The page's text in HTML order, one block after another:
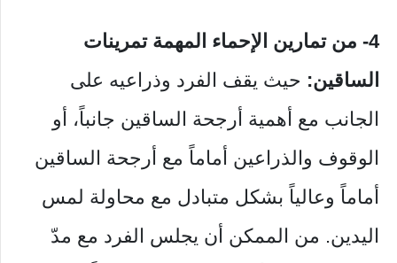
4- من تمارين الإحماء المهمة تمرينات
الساقين: حيث يقف الفرد وذراعيه على
الجانب مع أهمية أرجحة الساقين جانباً، أو
الوقوف والذراعين أماماً مع أرجحة الساقين
أماماً وعالياً بشكل متبادل مع محاولة لمس
اليدين. من الممكن أن يجلس الفرد مع مدّ